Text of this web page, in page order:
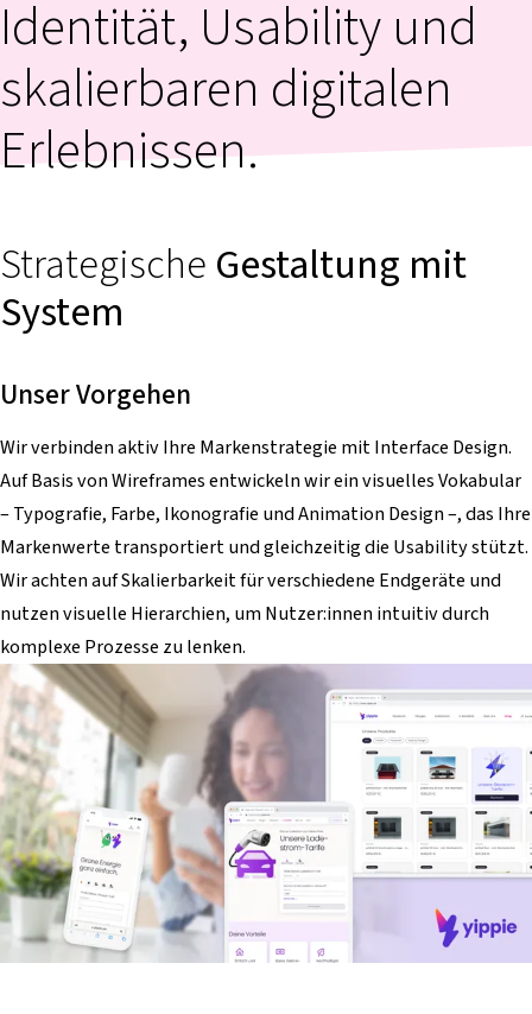
Identität, Usability und
skalierbaren digitalen
Erlebnissen.
Strategische Gestaltung mit
System
Unser Vorgehen
Wir verbinden aktiv Ihre Markenstrategie mit Interface Design.
Auf Basis von Wireframes entwickeln wir ein visuelles Vokabular
– Typografie, Farbe, Ikonografie und Animation Design –, das Ihre
Markenwerte transportiert und gleichzeitig die Usability stützt.
Wir achten auf Skalierbarkeit für verschiedene Endgeräte und
nutzen visuelle Hierarchien, um Nutzer:innen intuitiv durch
komplexe Prozesse zu lenken.